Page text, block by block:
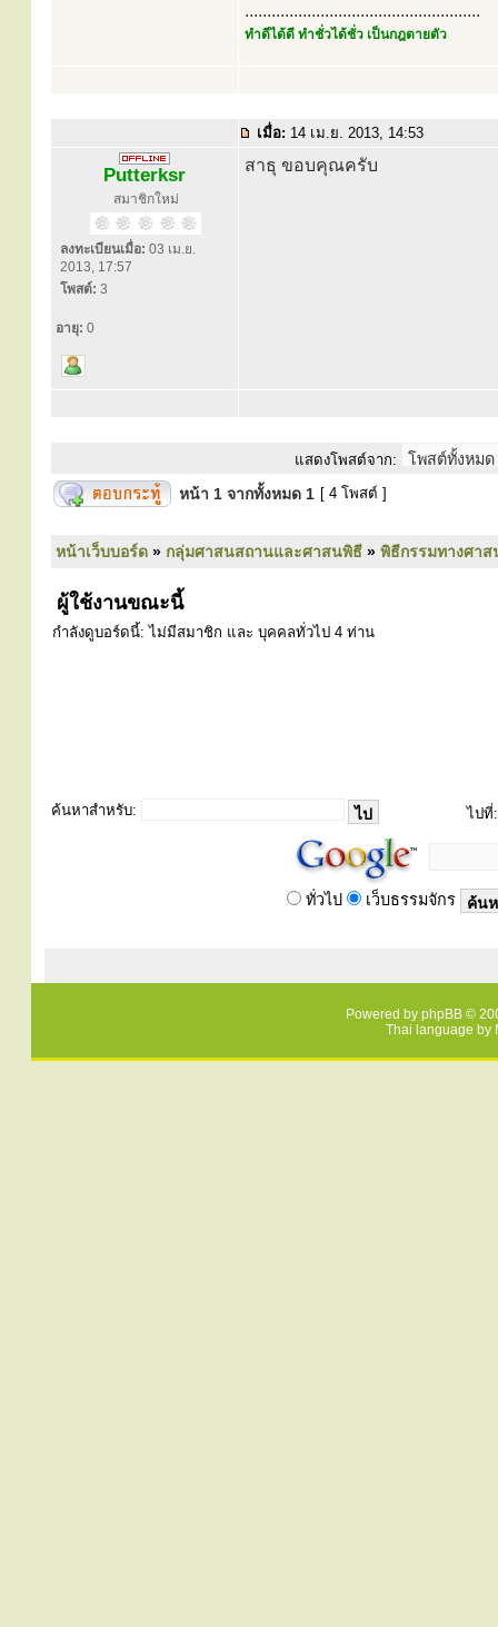
.....................................................
ทำดีได้ดี ทำชั่วได้ชั่ว เป็นกฎตายตัว
เมื่อ: 14 เม.ย. 2013, 14:53
Putterksr
สมาชิกใหม่
ลงทะเบียนเมื่อ: 03 เม.ย.
2013, 17:57
โพสต์: 3
อายุ: 0
สาธุ ขอบคุณครับ
แสดงโพสต์จาก:
หน้า 1 จากทั้งหมด 1 [ 4 โพสต์ ]
หน้าเว็บบอร์ด » กลุ่มศาสนสถานและศาสนพิธี » พิธีกรรมทางศา
ผู้ใช้งานขณะนี้
กำลังดูบอร์ดนี้: ไม่มีสมาชิก และ บุคคลทั่วไป 4 ท่าน
ค้นหาสำหรับ: ไปที่:
ทั่วไป เว็บธรรมจักร
Powered by phpBB ©
Thai language by